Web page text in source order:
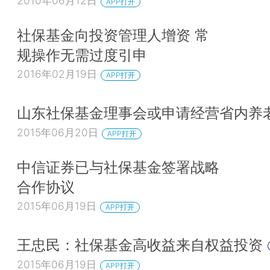
社保基金向投资管理人增资 常
规操作无需过度引申
2016年02月19日 APP打开
山东社保基金理事会或申请经营省内养
2015年06月20日 APP打开
中信证券已与社保基金签署战略
合作协议
2015年06月19日 APP打开
王忠民：社保基金高收益来自权益投资
2015年06月19日 APP打开